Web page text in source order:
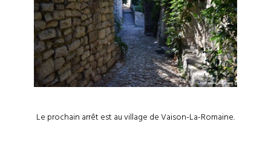
Le prochain arrêt est au village de Vaison-La-Romaine.